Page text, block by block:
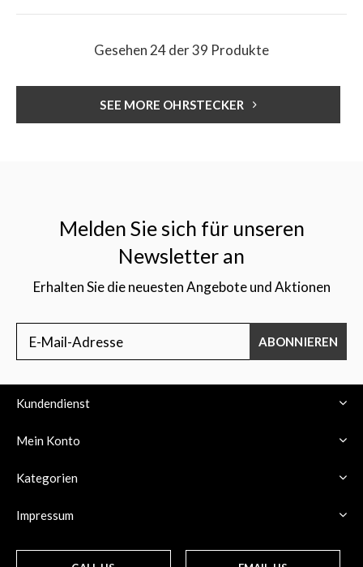
Gesehen 24 der 39 Produkte
SEE MORE OHRSTECKER
Melden Sie sich für unseren
Newsletter an
Erhalten Sie die neuesten Angebote und Aktionen
ABONNIEREN
Kundendienst
Mein Konto
Kategorien
Impressum